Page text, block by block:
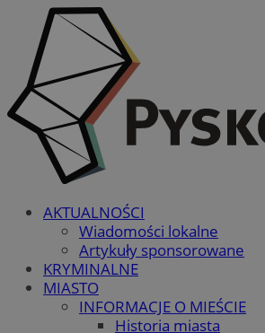
AKTUALNOŚCI
Wiadomości lokalne
Artykuły sponsorowane
KRYMINALNE
MIASTO
INFORMACJE O MIEŚCIE
Historia miasta